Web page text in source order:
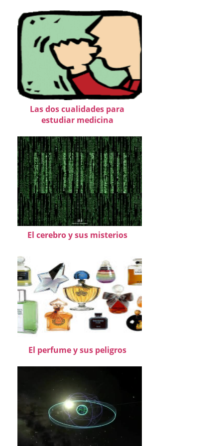
Las dos cualidades para
estudiar medicina
El cerebro y sus misterios
El perfume y sus peligros